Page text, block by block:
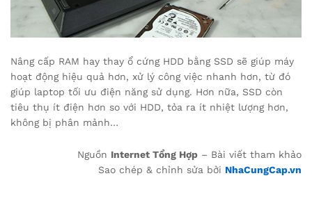
Nâng cấp RAM hay thay ổ cứng HDD bằng SSD sẽ giúp máy
hoạt động hiệu quả hơn, xử lý công việc nhanh hơn, từ đó
giúp laptop tối ưu điện năng sử dụng. Hơn nữa, SSD còn
tiêu thụ ít điện hơn so với HDD, tỏa ra ít nhiệt lượng hơn,
không bị phân mảnh…
Nguồn Internet Tổng Hợp – Bài viết tham khảo
Sao chép & chỉnh sửa bởi NhaCungCap.vn